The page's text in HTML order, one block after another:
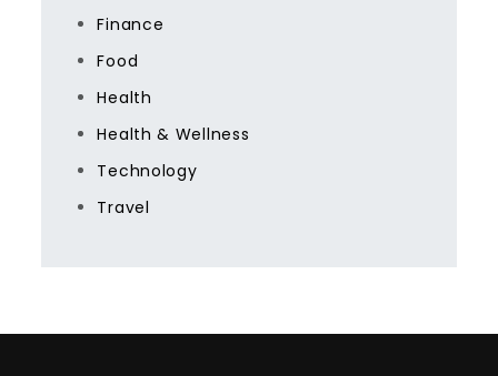
Finance
Food
Health
Health & Wellness
Technology
Travel